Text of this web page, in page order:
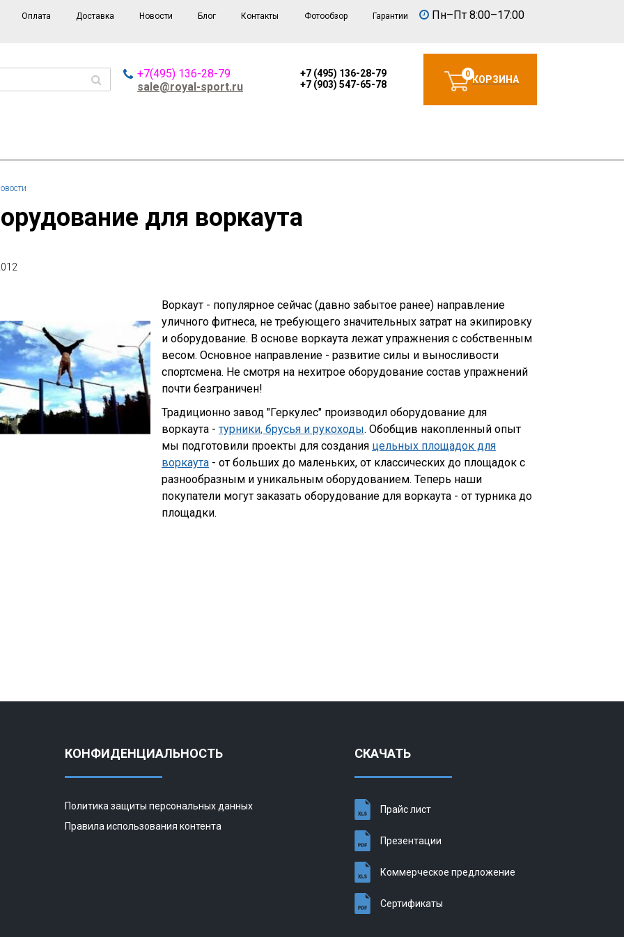
Оплата Доставка Новости Блог Контакты Фотообзор Гарантии Пн–Пт 8:00–17:00
+7(495) 136-28-79
sale@royal-sport.ru
+7 (495) 136-28-79
+7 (903) 547-65-78
0КОРЗИНА
для воркаута
Воркаут - популярное сейчас (давно забытое ранее) направление
уличного фитнеса, не требующего значительных затрат на экипировку
и оборудование. В основе воркаута лежат упражнения с собственным
весом. Основное направление - развитие силы и выносливости
спортсмена. Не смотря на нехитрое оборудование состав упражнений
почти безграничен!
Традиционно завод "Геркулес" производил оборудование для
воркаута - турники, брусья и рукоходы. Обобщив накопленный опыт
мы подготовили проекты для создания цельных площадок для
воркаута- от больших до маленьких, от классических до площадок с
разнообразным и уникальным оборудованием. Теперь наши
покупатели могут заказать оборудование для воркаута - от турника до
площадки.
КОНФИДЕНЦИАЛЬНОСТЬ
Политика защиты персональных данных
Правила использования контента
СКАЧАТЬ
Прайс лист
Презентации
Коммерческое предложение
Сертификаты